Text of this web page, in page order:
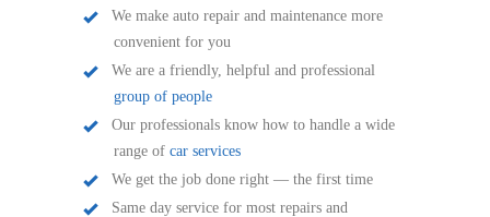
We make auto repair and maintenance more
convenient for you
We are a friendly, helpful and professional
group of people
Our professionals know how to handle a wide
range of car services
We get the job done right — the first time
Same day service for most repairs and